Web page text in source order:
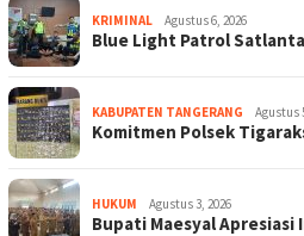
KRIMINAL Agustus 6, 2026
Blue Light Patrol
KABUPATEN TANGERANG Agustus
Komitmen Polsek
HUKUM Agustus 3, 2026
Bupati Maesyal